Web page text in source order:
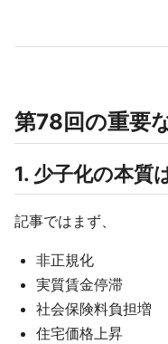
第78回の重要
1. 少子化の本質
記事ではまず、
非正規化
実質賃金停滞
社会保険料負担増
住宅価格上昇